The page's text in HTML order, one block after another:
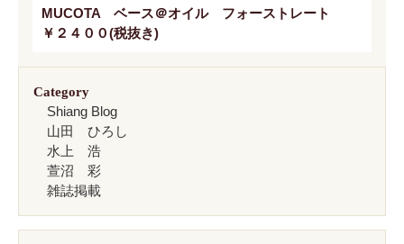
MUCOTA ベース＠オイル フォーストレート
￥２４００(税抜き)
Category
Shiang Blog
山田 ひろし
水上 浩
萱沼 彩
雑誌掲載